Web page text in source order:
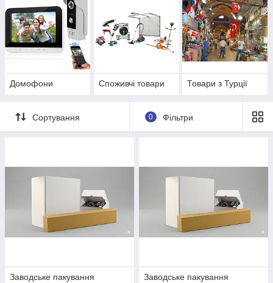
Домофони Споживчі товари Товари з Турції
Сортування 0 Фільтри
Заводське пакування
Заводське пакування